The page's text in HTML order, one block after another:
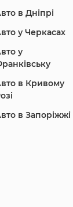
Jaguar
Land Rover
в Дніпрі
у Черкасах
у
в Кривому
в Запоріжжі